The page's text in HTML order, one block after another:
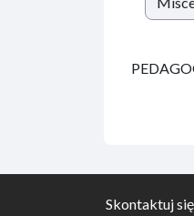
Skontaktuj